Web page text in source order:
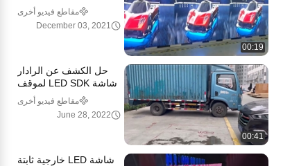
00:19
RGB بالألوان الكاملة مقاطع فيديو أخرى
December 03, 2021
00:41
حل الكشف عن الرادار
شاشة LED SDK لموقف
السيارات
مقاطع فيديو أخرى
June 28, 2022
شاشة LED خارجية ثابتة